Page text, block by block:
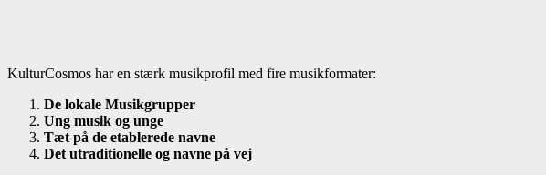
KulturCosmos har en stærk musikprofil med fire musikformater:
De lokale Musikgrupper
Ung musik og unge
Tæt på de etablerede navne
Det utraditionelle og navne på vej